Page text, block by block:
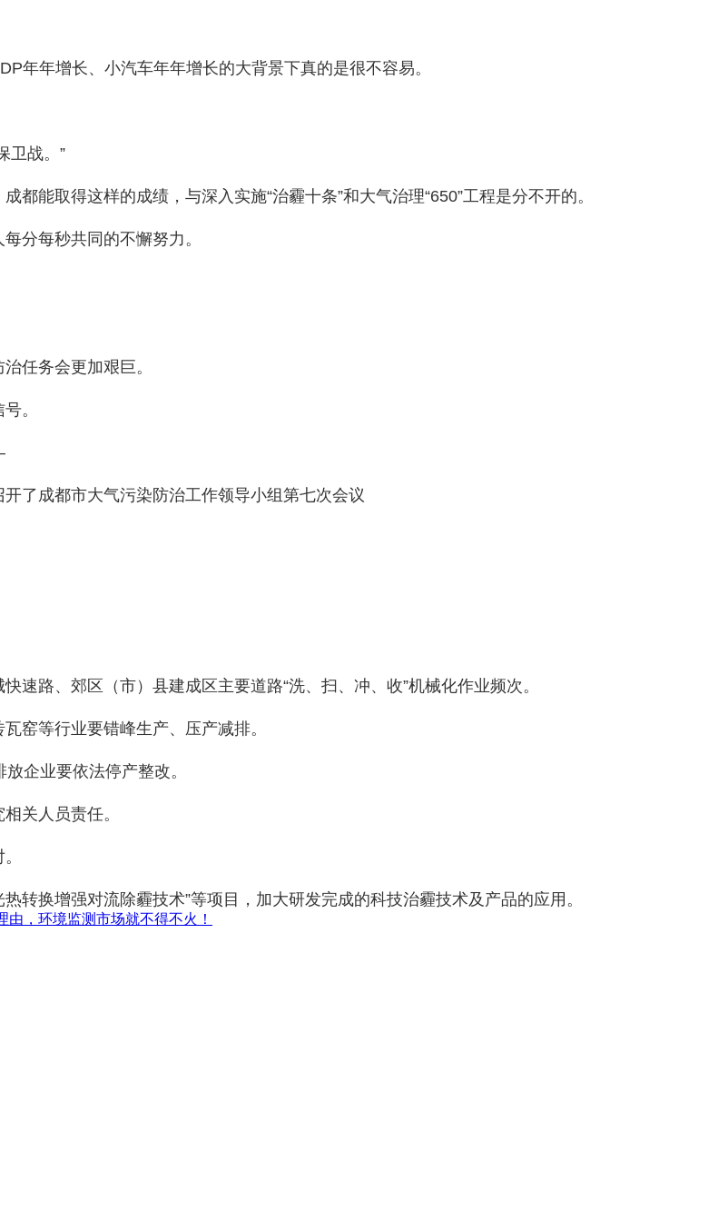
年年增长、小汽车年年增长的大背景下真的是很不容易。
卫战。”
都能取得这样的成绩，与深入实施“治霾十条”和大气治理“650”工程是分不开的。
分每秒共同的不懈努力。
任务会更加艰巨。
。
了成都市大气污染防治工作领导小组第七次会议
路、郊区（市）县建成区主要道路“洗、扫、冲、收”机械化作业频次。
窑等行业要错峰生产、压产减排。
企业要依法停产整改。
关人员责任。
转换增强对流除霾技术”等项目，加大研发完成的科技治霾技术及产品的应用。
由，环境监测市场就不得不火！